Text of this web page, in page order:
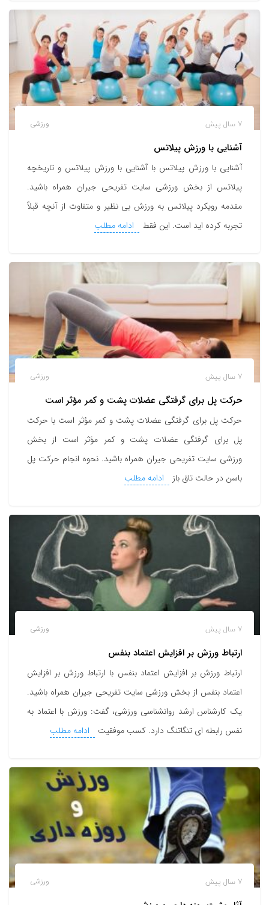
ورزشی 7 سال پیش
آشنایی با ورزش پیلاتس
آشنایی با ورزش پیلاتس با آشنایی با ورزش پیلاتس و تاریخچه
پیلاتس از بخش ورزشی سایت تفریحی جیران همراه باشید.
مقدمه رویکرد پیلاتس به ورزش بی نظیر و متفاوت از آنچه قبلاً
تجربه کرده اید است. این فقط
ادامه مطلب
ورزشی 7 سال پیش
حرکت پل برای گرفتگی عضلات پشت و کمر مؤثر است
حرکت پل برای گرفتگی عضلات پشت و کمر مؤثر است با حرکت
پل برای گرفتگی عضلات پشت و کمر مؤثر است از بخش
ورزشی سایت تفریحی جیران همراه باشید. نحوه انجام حرکت پل
باسن در حالت تاق باز
ادامه مطلب
ورزشی 7 سال پیش
ارتباط ورزش بر افزایش اعتماد بنفس
ارتباط ورزش بر افزایش اعتماد بنفس با ارتباط ورزش بر افزایش
اعتماد بنفس از بخش ورزشی سایت تفریحی جیران همراه باشید.
یک کارشناس ارشد روانشناسی ورزشی، گفت: ورزش با اعتماد به
نفس رابطه ای تنگاتنگ دارد. کسب موفقیت
ادامه مطلب
ورزشی 7 سال پیش